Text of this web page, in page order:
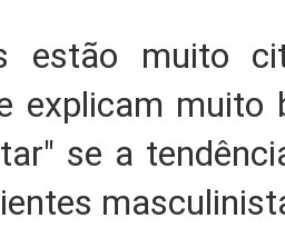
estão muito
explicam muito
se a